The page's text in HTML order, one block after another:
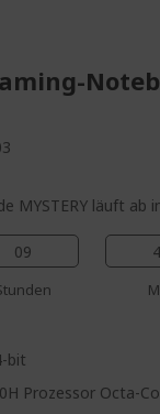
MYSTERY läuft ab
09
bit
Prozessor Octa-